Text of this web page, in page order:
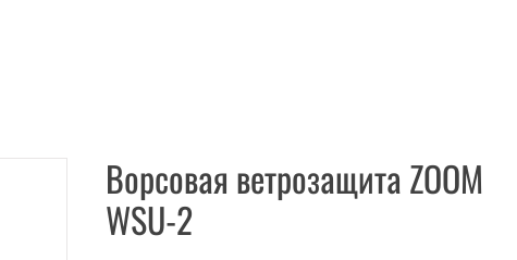
Ворсовая ветрозащита ZOOM
WSU-2